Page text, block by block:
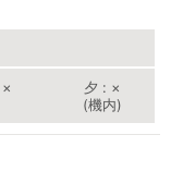
× 夕
×
(機内)